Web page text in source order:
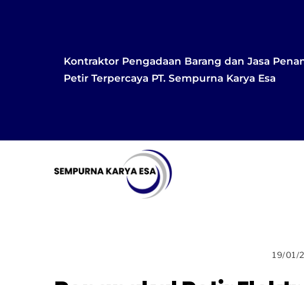
Kontraktor Pengadaan Barang dan Jasa
Petir Terpercaya PT. Sempurna Karya Esa
19/01/